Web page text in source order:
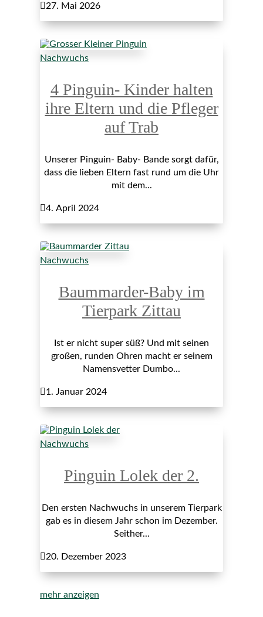
27. Mai 2026
Nachwuchs
4 Pinguin- Kinder halten
ihre Eltern und die Pfleger
auf Trab
Unserer Pinguin- Baby- Bande sorgt dafür,
dass die lieben Eltern fast rund um die Uhr
mit dem...
4. April 2024
Nachwuchs
Baummarder-Baby im
Tierpark Zittau
Ist er nicht super süß? Und mit seinen
großen, runden Ohren macht er seinem
Namensvetter Dumbo...
1. Januar 2024
Nachwuchs
Pinguin Lolek der 2.
Den ersten Nachwuchs in unserem Tierpark
gab es in diesem Jahr schon im Dezember.
Seither...
20. Dezember 2023
mehr anzeigen